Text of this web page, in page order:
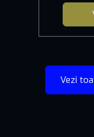
Vezi